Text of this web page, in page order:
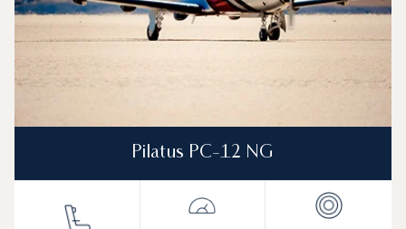
Pilatus PC-12 NG